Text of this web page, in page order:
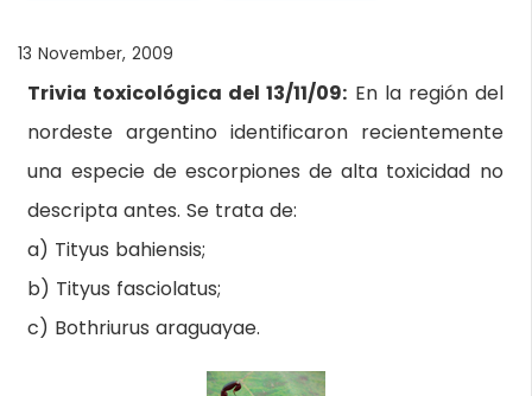
13 November, 2009
Trivia toxicológica del 13/11/09: En la región del
nordeste argentino identificaron recientemente
una especie de escorpiones de alta toxicidad no
descripta antes. Se trata de:
a) Tityus bahiensis;
b) Tityus fasciolatus;
c) Bothriurus araguayae.